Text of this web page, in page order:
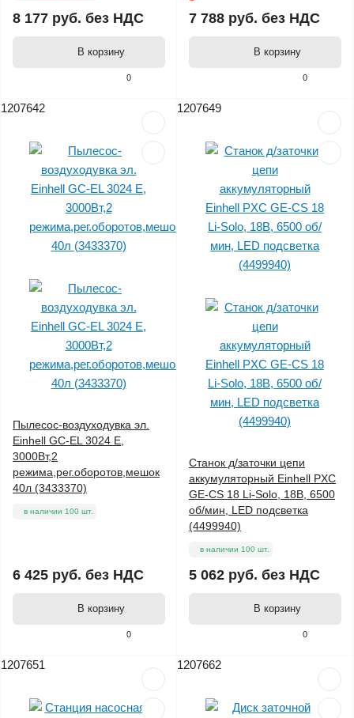
0
8 177 руб. без НДС
В корзину
0
7 788 руб. без НДС
В корзину
1207642
0
Пылесос-воздуходувка эл.
Einhell GC-EL 3024 E,
3000Вт,2
режима,рег.оборотов,мешок
40л (3433370)
в наличии 100 шт.
6 425 руб. без НДС
В корзину
1207649
0
Станок д/заточки цепи
аккумуляторный Einhell PXC
GE-CS 18 Li-Solo, 18В, 6500
об/мин, LED подсветка
(4499940)
в наличии 100 шт.
5 062 руб. без НДС
В корзину
1207651 1207662